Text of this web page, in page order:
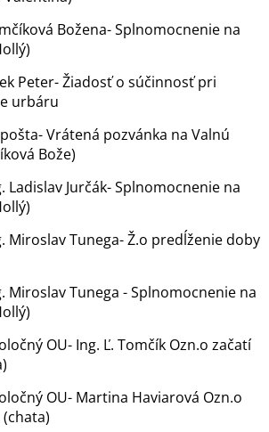
Božena- Splnomocnenie na
Peter- Žiadosť o súčinnosť pri
urbáru
Vrátená pozvánka na Valnú
Bože)
Ladislav Jurčák- Splnomocnenie na
Miroslav Tunega- Ž.o predĺženie doby
Miroslav Tunega - Splnomocnenie na
OU- Ing. Ľ. Tomčík Ozn.o začatí
OU- Martina Haviarová Ozn.o